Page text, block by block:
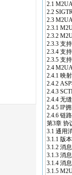
2.1
2.2
2.3
2.3.1
2.3.2
2.3.3 支
2.3.4 支
2.3.5 支
2.4
2.4.1 映
2.4.2
2.4.3
2.4.4 无
2.4.5 IP
2.4.6 链
第3章 协
3.1 通用
3.1.1 版
3.1.2 消
3.1.3 消
3.1.4 消
3.1.5